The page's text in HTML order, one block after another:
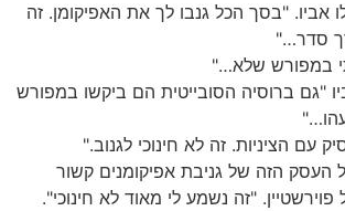
אביו. "בסך הכל גנבו לך את האפיקומן. זה
סדר…"
במפורש שלא…"
"גם ברוסיה הסובייטית הם ביקשו במפורש
הציניות. זה לא חינוכי לגנוב."
העסק הזה של גניבת אפיקומנים קשור
"זה נשמע לי מאוד לא חינוכי".